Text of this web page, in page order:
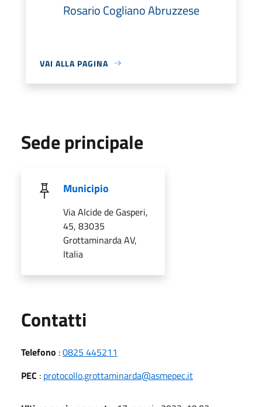
Rosario Cogliano Abruzzese
VAI ALLA PAGINA
Sede principale
Municipio
Via Alcide de Gasperi,
45, 83035
Grottaminarda AV,
Italia
Contatti
Telefono :0825 445211
PEC : protocollo.grottaminarda@asmepec.it